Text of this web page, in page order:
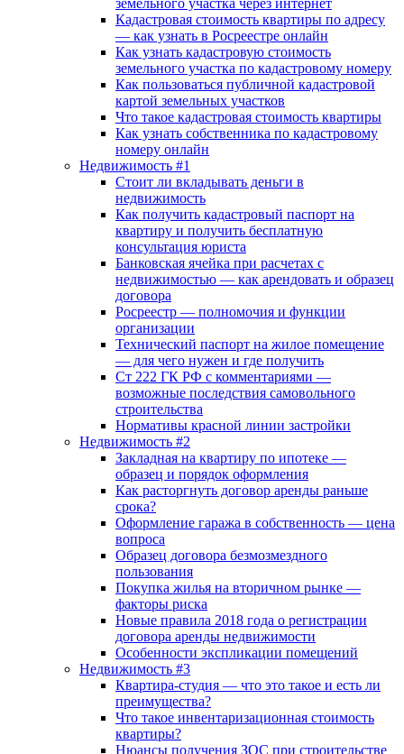
земельного участка через интернет
Кадастровая стоимость квартиры по адресу
— как узнать в Росреестре онлайн
Как узнать кадастровую стоимость
земельного участка по кадастровому номеру
Как пользоваться публичной кадастровой
картой земельных участков
Что такое кадастровая стоимость квартиры
Как узнать собственника по кадастровому
номеру онлайн
Недвижимость #1
Стоит ли вкладывать деньги в
недвижимость
Как получить кадастровый паспорт на
квартиру и получить бесплатную
консультация юриста
Банковская ячейка при расчетах с
недвижимостью — как арендовать и образец
договора
Росреестр — полномочия и функции
организации
Технический паспорт на жилое помещение
— для чего нужен и где получить
Ст 222 ГК РФ с комментариями —
возможные последствия самовольного
строительства
Нормативы красной линии застройки
Недвижимость #2
Закладная на квартиру по ипотеке —
образец и порядок оформления
Как расторгнуть договор аренды раньше
срока?
Оформление гаража в собственность — цена
вопроса
Образец договора безмозмездного
пользования
Покупка жилья на вторичном рынке —
факторы риска
Новые правила 2018 года о регистрации
договора аренды недвижимости
Особенности экспликации помещений
Недвижимость #3
Квартира-студия — что это такое и есть ли
преимущества?
Что такое инвентаризационная стоимость
квартиры?
Нюансы получения ЗОС при строительстве